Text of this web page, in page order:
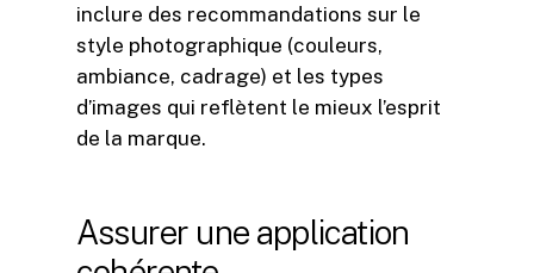
inclure des recommandations sur le
style photographique (couleurs,
ambiance, cadrage) et les types
d’images qui reflètent le mieux l’esprit
de la marque.
Assurer une application